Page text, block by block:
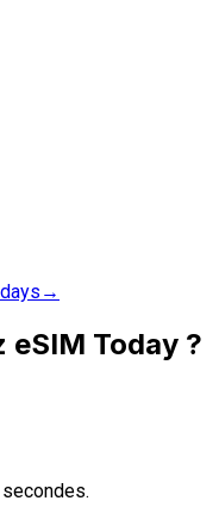
→
eSIM Today ?